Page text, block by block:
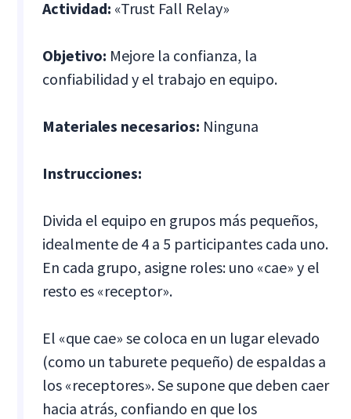
Actividad: «Trust Fall Relay»
Objetivo: Mejore la confianza, la
confiabilidad y el trabajo en equipo.
Materiales necesarios: Ninguna
Instrucciones:
Divida el equipo en grupos más pequeños,
idealmente de 4 a 5 participantes cada uno.
En cada grupo, asigne roles: uno «cae» y el
resto es «receptor».
El «que cae» se coloca en un lugar elevado
(como un taburete pequeño) de espaldas a
los «receptores». Se supone que deben caer
hacia atrás, confiando en que los